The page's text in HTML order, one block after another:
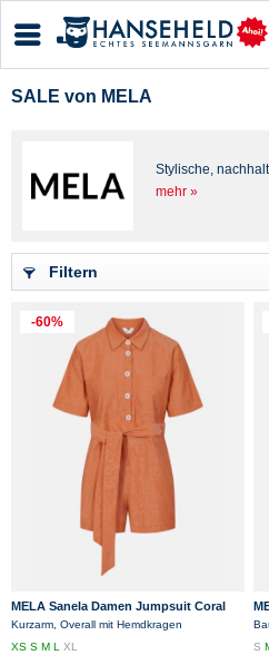
SALE von MELA
Stylische,
mehr »
Filtern
-60%
MELA Sanela Damen Jumpsuit Coral
Koralle Orange
Kurzarm, Overall mit Hemdkragen
XSSML XL
S